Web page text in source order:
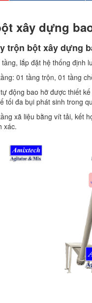
xây dựng
trộn bột xây dựng
tầng, lắp đặt hệ thống định
01 tầng trộn, 01 tầng
động bao hỡ được thiết
tối đa bụi phát sinh trong
xã liệu bằng vít tải, kết
xác.